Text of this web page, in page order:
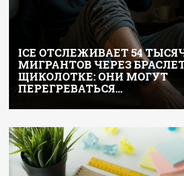
ICE ОТСЛЕЖИВАЕТ 54
МИГРАНТОВ ЧЕРЕЗ
ЩИКОЛОТКЕ: ОНИ МОГУТ
ПЕРЕГРЕВАТЬСЯ…